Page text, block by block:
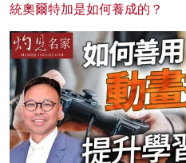
統奧爾特加是如何養成的？